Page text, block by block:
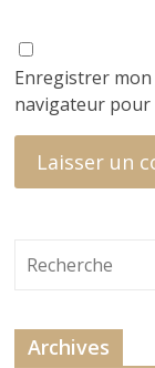
Enregistrer
navigateur pour
Archives